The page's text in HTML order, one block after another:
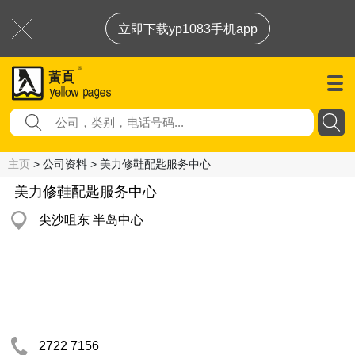
立即下载yp1083手机app
主页 > 公司资料 > 美力修鞋配匙服务中心
美力修鞋配匙服务中心
尖沙咀东 半岛中心
2722 7156